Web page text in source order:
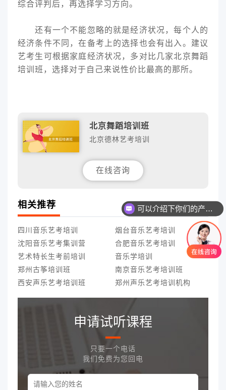
综合评判后，再选择学习方向。
还有一个不能忽略的就是经济状况，每个人的
经济条件不同，在备考上的选择也会有出入。建议
艺考生可根据家庭经济状况，多对比几家北京舞蹈
培训班，选择对于自己来说性价比最高的那所。
北京舞蹈培训班
北京德林艺考培训
在线咨询
相关推荐
四川音乐艺考培训
烟台音乐艺考培训
沈阳音乐艺考集训营
合肥音乐艺考培训
艺术特长生考前培训
音乐学培训
郑州古筝培训班
南京音乐艺考培训班
西安声乐艺考培训班
郑州声乐艺考培训机构
申请试听课程
只要一个电话
我们免费为您回电
可以介绍下你们的产品么